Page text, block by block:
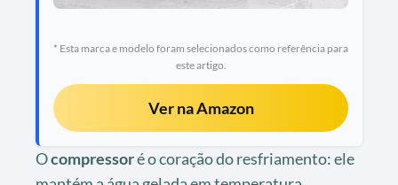
* Esta marca e modelo foram selecionados como referência para
este artigo.
Ver na Amazon
Ocompressoré o coração do resfriamento: ele